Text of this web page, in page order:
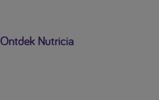
Ontdek Nutricia